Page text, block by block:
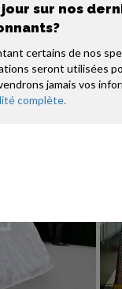
A <> Z
au Panier
sur nos
certains de nos
seront utilisées
jamais vos
complète.